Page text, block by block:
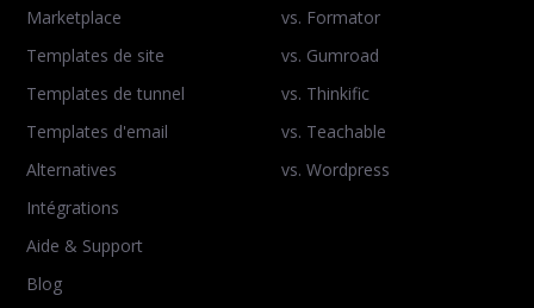
Marketplace
Templates de site
Templates de tunnel
Templates d'email
Alternatives
Intégrations
Aide & Support
Blog
vs. Formator
vs. Gumroad
vs. Thinkific
vs. Teachable
vs. Wordpress